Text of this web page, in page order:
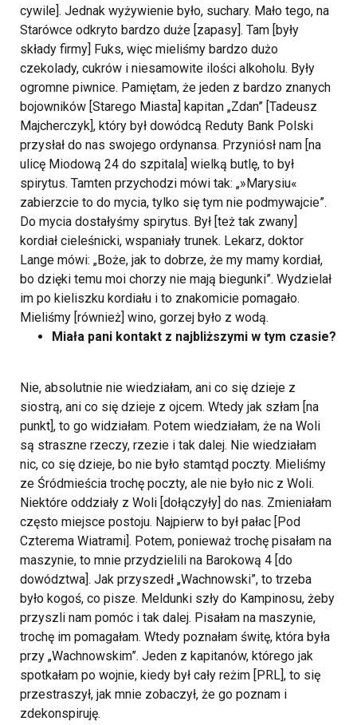
cywile]. Jednak wyżywienie było, suchary. Mało tego, na
Starówce odkryto bardzo duże [zapasy]. Tam [były
składy firmy] Fuks, więc mieliśmy bardzo dużo
czekolady, cukrów i niesamowite ilości alkoholu. Były
ogromne piwnice. Pamiętam, że jeden z bardzo znanych
bojowników [Starego Miasta] kapitan „Zdan” [Tadeusz
Majcherczyk], który był dowódcą Reduty Bank Polski
przysłał do nas swojego ordynansa. Przyniósł nam [na
ulicę Miodową 24 do szpitala] wielką butlę, to był
spirytus. Tamten przychodzi mówi tak: „»Marysiu«
zabierzcie to do mycia, tylko się tym nie podmywajcie”.
Do mycia dostałyśmy spirytus. Był [też tak zwany]
kordiał cieleśnicki, wspaniały trunek. Lekarz, doktor
Lange mówi: „Boże, jak to dobrze, że my mamy kordiał,
bo dzięki temu moi chorzy nie mają biegunki”. Wydzielał
im po kieliszku kordiału i to znakomicie pomagało.
Mieliśmy [również] wino, gorzej było z wodą.
Miała pani kontakt z najbliższymi w tym czasie?
Nie, absolutnie nie wiedziałam, ani co się dzieje z
siostrą, ani co się dzieje z ojcem. Wtedy jak szłam [na
punkt], to go widziałam. Potem wiedziałam, że na Woli
są straszne rzeczy, rzezie i tak dalej. Nie wiedziałam
nic, co się dzieje, bo nie było stamtąd poczty. Mieliśmy
ze Śródmieścia trochę poczty, ale nie było nic z Woli.
Niektóre oddziały z Woli [dołączyły] do nas. Zmieniałam
często miejsce postoju. Najpierw to był pałac [Pod
Czterema Wiatrami]. Potem, ponieważ trochę pisałam na
maszynie, to mnie przydzielili na Barokową 4 [do
dowództwa]. Jak przyszedł „Wachnowski”, to trzeba
było kogoś, co pisze. Meldunki szły do Kampinosu, żeby
przyszli nam pomóc i tak dalej. Pisałam na maszynie,
trochę im pomagałam. Wtedy poznałam świtę, która była
przy „Wachnowskim”. Jeden z kapitanów, którego jak
spotkałam po wojnie, kiedy był cały reżim [PRL], to się
przestraszył, jak mnie zobaczył, że go poznam i
zdekonspiruję.